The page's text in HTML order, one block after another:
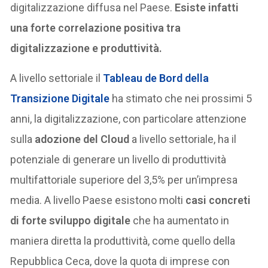
digitalizzazione diffusa nel Paese. Esiste infatti
una forte correlazione positiva tra
digitalizzazione e produttività.
A livello settoriale il Tableau de Bord della
Transizione Digitale ha stimato che nei prossimi 5
anni, la digitalizzazione, con particolare attenzione
sulla adozione del Cloud a livello settoriale, ha il
potenziale di generare un livello di produttività
multifattoriale superiore del 3,5% per un’impresa
media. A livello Paese esistono molti casi concreti
di forte sviluppo digitale che ha aumentato in
maniera diretta la produttività, come quello della
Repubblica Ceca, dove la quota di imprese con